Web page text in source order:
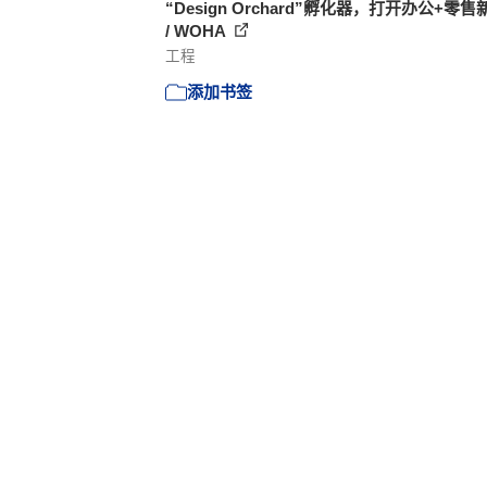
“Design Orchard”孵化器，打开办公+零售
/ WOHA
工程
添加书签